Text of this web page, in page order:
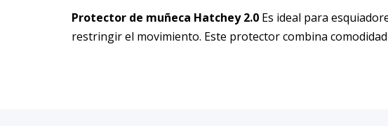
Protector de muñeca Hatchey 2.0 Es ideal para
restringir el movimiento. Este protector combina